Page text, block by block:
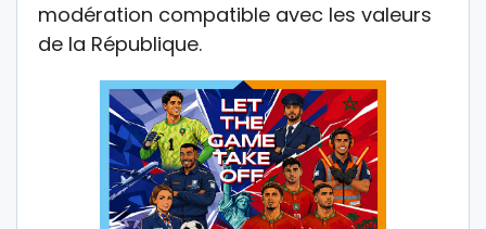
modération compatible avec les valeurs
de la République.